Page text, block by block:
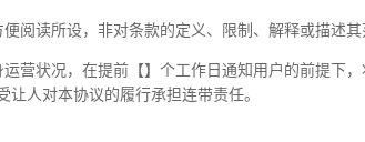
阅读所设，非对条款的定义、限制、解释或描述其
营状况，在提前【】个工作日通知用户的前提下
让人对本协议的履行承担连带责任。